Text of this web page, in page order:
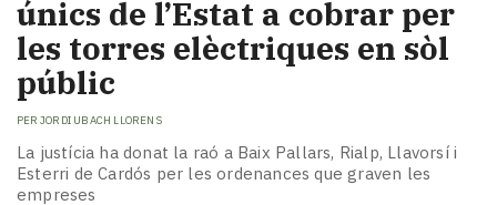
únics de l’Estat a cobrar per
les torres elèctriques en sòl
públic
PER JORDI UBACH LLORENS
La justícia ha donat la raó a Baix Pallars, Rialp, Llavorsí i
Esterri de Cardós per les ordenances que graven les
empreses